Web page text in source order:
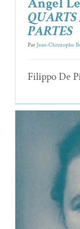
PARTES
Par Jean-Christophe
Fil­ip­po De